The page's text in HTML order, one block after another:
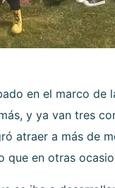
en el marco de
y ya van tres
atraer a más de
que en otras